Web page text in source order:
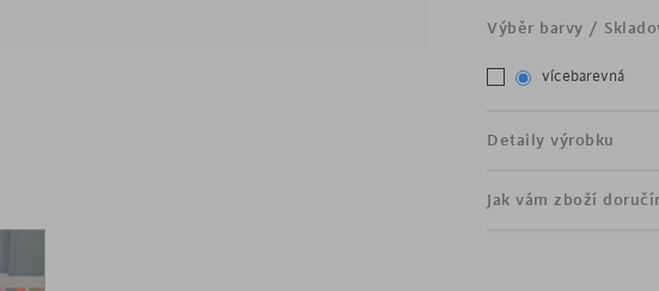
Výběr barvy /
vícebarevná
Detaily výrobku
Jak vám zboží